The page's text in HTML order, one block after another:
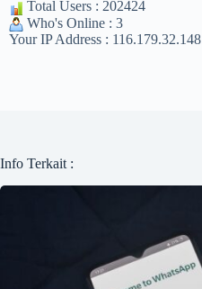
Total Users : 202424
Who's Online : 3
Your IP Address : 116.179.32.148
Info Terkait :